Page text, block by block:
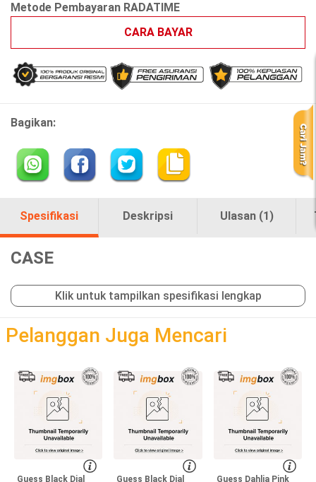
Metode Pembayaran RADATIME
CARA BAYAR
Bagikan:
Spesifikasi Deskripsi Ulasan (1)
CASE
Klik untuk tampilkan spesifikasi lengkap
Pelanggan Juga Mencari
Guess Black Dial Guess Black Dial Guess Dahlia Pink